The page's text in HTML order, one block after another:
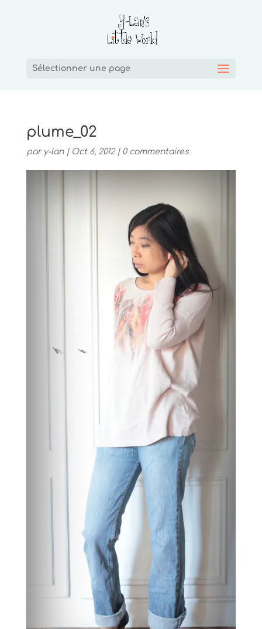
Sélectionner une page
plume_02
par y-lan| Oct 6, 2012| 0 commentaires